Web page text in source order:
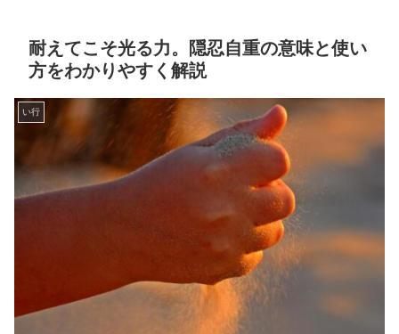
耐えてこそ光る力。隠忍自重の意味と使い
方をわかりやすく解説
い行